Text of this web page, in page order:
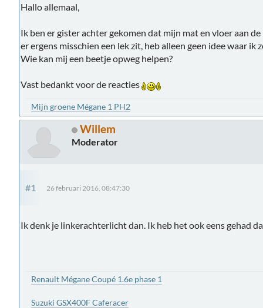
Hallo allemaal,
Ik ben er gister achter gekomen dat mijn mat en vloer aan
er ergens misschien een lek zit, heb alleen geen idee waar ik
Wie kan mij een beetje opweg helpen?
Vast bedankt voor de reacties
Mijn groene Mégane 1 PH2
Willem
Moderator
#1 26 februari 2016, 08:47:30
Ik denk je linkerachterlicht dan. Ik heb het ook eens gehad
Renault Mégane Coupé 1.6e phase 1
Suzuki GSX400F Caferacer